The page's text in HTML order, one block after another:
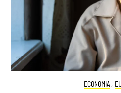
ECONOMIA ,